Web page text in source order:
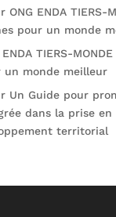
ONG ENDA TIERS-
pour un monde
ENDA TIERS-
un monde meilleur
Un Guide pour
dans la prise en
territorial